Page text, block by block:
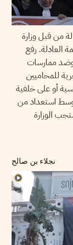
من قبل وزارة
العادلة. رفع
وضد ممارسات
للمحاميين
أو على خلفية
استعداد من
الوزارة
نجلاء بن صالح